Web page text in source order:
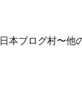
日本ブログ村〜他